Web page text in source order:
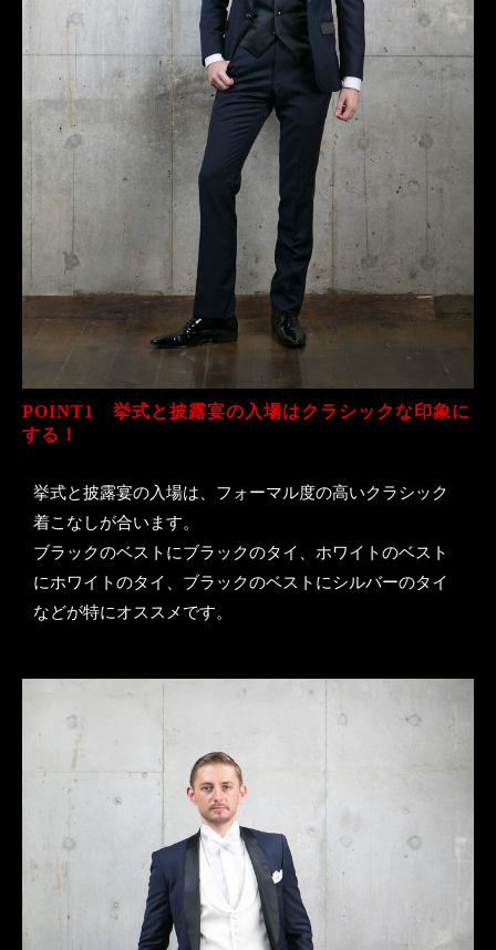
POINT1　挙式と披露宴の入場はクラシックな印象に
する！
挙式と披露宴の入場は、フォーマル度の高いクラシック
着こなしが合います。
ブラックのベストにブラックのタイ、ホワイトのベスト
にホワイトのタイ、ブラックのベストにシルバーのタイ
などが特にオススメです。